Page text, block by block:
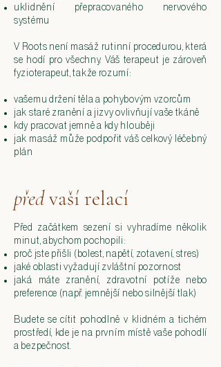
uklidnění přepracovaného nervového
systému
V Roots není masáž rutinní procedurou, která
se hodí pro všechny. Váš terapeut je zároveň
fyzioterapeut, takže rozumí:
​vašemu držení těla a pohybovým vzorcům
jak staré zranění a jizvy ovlivňují vaše tkáně
kdy pracovat jemně a kdy hlouběji
jak masáž může podpořit váš celkový léčebný
plán
předvaší relací
Před začátkem sezení si vyhradíme několik
minut, abychom pochopili:
proč jste přišli (bolest, napětí, zotavení, stres)​
jaké oblasti vyžadují zvláštní pozornost
jaká máte zranění, zdravotní potíže nebo
preference (např. jemnější nebo silnější tlak)
Budete se cítit pohodlně v klidném a tichém
prostředí, kde je na prvním místě vaše pohodlí
a bezpečnost.